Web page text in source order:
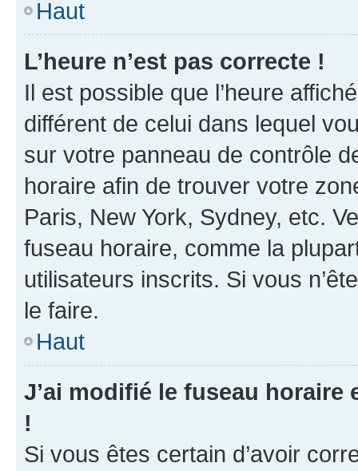
Haut
L’heure n’est pas correcte !
Il est possible que l’heure
différent de celui dans lequel
sur votre panneau de contrôle
horaire afin de trouver votre
Paris, New York, Sydney, etc.
fuseau horaire, comme la
utilisateurs inscrits. Si vous
le faire.
Haut
J’ai modifié le fuseau horaire
!
Si vous êtes certain d’avoir